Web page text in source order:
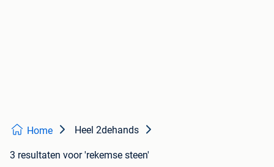
Home Heel 2dehands
3 resultaten voor 'rekemse steen'